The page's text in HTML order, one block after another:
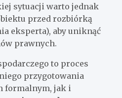
sytuacji warto jednak
przed rozbiórką
eksperta), aby uniknąć
prawnych.
to proces
przygotowania
formalnym, jak i